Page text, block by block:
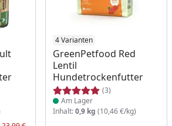
4 Varianten
GreenPetfood Red
Lentil
Hundetrockenfutter
(3)
Produkt am Lager
Am Lager
Inhalt:0,9 kg (10,46 €/kg)